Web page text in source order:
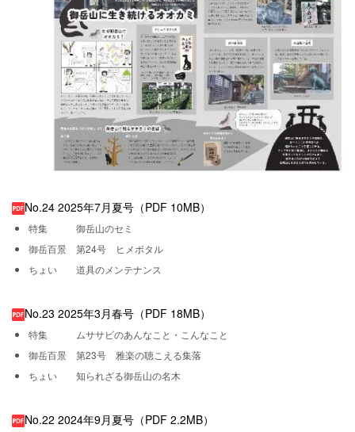
No.24 2025年7月夏号（PDF 10MB）
特集 御岳山のセミ
御岳百景 第24号 ヒメボタル
ちょい 道具のメンテナンス
No.23 2025年3月春号（PDF 18MB）
特集 ムササビのあんなこと・こんなこと
御岳百景 第23号 雅楽の聴こえる集落
ちょい 知られざる御岳山の名木
No.22 2024年9月夏号（PDF 2.2MB）